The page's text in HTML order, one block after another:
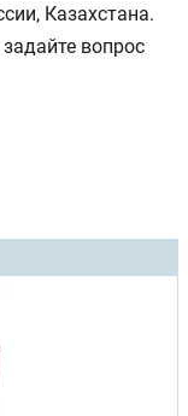
Казахстана.
вопрос